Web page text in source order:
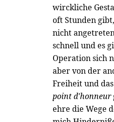
wirckliche
oft Stunden
nicht
schnell und es
Operation sich
aber von der
Freiheit und
point d'honneur
ehre die Wege